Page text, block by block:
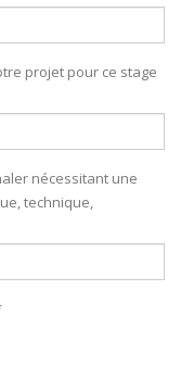
projet pour ce stage
nécessitant une
technique,